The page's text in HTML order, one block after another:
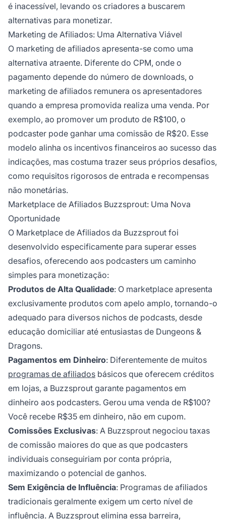
é inacessível, levando os criadores a buscarem
alternativas para monetizar.
Marketing de Afiliados: Uma Alternativa Viável
O marketing de afiliados apresenta-se como uma
alternativa atraente. Diferente do CPM, onde o
pagamento depende do número de downloads, o
marketing de afiliados remunera os apresentadores
quando a empresa promovida realiza uma venda. Por
exemplo, ao promover um produto de R$100, o
podcaster pode ganhar uma comissão de R$20. Esse
modelo alinha os incentivos financeiros ao sucesso das
indicações, mas costuma trazer seus próprios desafios,
como requisitos rigorosos de entrada e recompensas
não monetárias.
Marketplace de Afiliados Buzzsprout: Uma Nova
Oportunidade
O Marketplace de Afiliados da Buzzsprout foi
desenvolvido especificamente para superar esses
desafios, oferecendo aos podcasters um caminho
simples para monetização:
Produtos de Alta Qualidade: O marketplace apresenta
exclusivamente produtos com apelo amplo, tornando-o
adequado para diversos nichos de podcasts, desde
educação domiciliar até entusiastas de Dungeons &
Dragons.
Pagamentos em Dinheiro: Diferentemente de muitos
programas de afiliados básicos que oferecem créditos
em lojas, a Buzzsprout garante pagamentos em
dinheiro aos podcasters. Gerou uma venda de R$100?
Você recebe R$35 em dinheiro, não em cupom.
Comissões Exclusivas: A Buzzsprout negociou taxas
de comissão maiores do que as que podcasters
individuais conseguiriam por conta própria,
maximizando o potencial de ganhos.
Sem Exigência de Influência: Programas de afiliados
tradicionais geralmente exigem um certo nível de
influência. A Buzzsprout elimina essa barreira,